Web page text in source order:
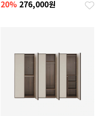
20% 276,000원